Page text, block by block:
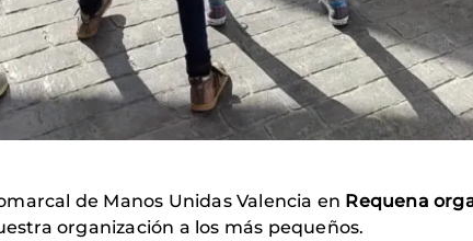
de Manos Unidas Valencia en Requena
organización a los más pequeños.